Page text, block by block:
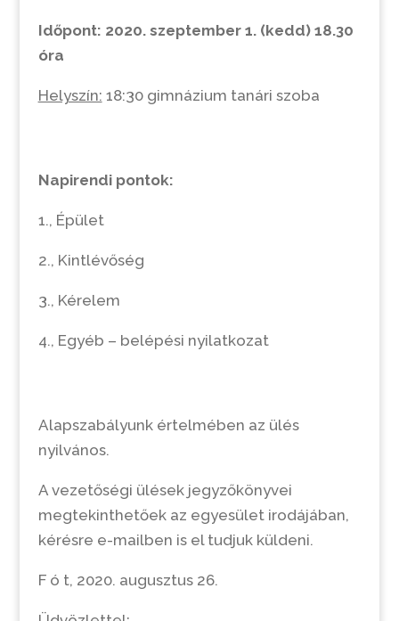
Időpont: 2020. szeptember 1. (kedd) 18.30
óra
Helyszín: 18:30 gimnázium tanári szoba
Napirendi pontok:
1., Épület
2., Kintlévőség
3., Kérelem
4., Egyéb – belépési nyilatkozat
Alapszabályunk értelmében az ülés
nyilvános.
A vezetőségi ülések jegyzőkönyvei
megtekinthetőek az egyesület irodájában,
kérésre e-mailben is el tudjuk küldeni.
F ó t, 2020. augusztus 26.